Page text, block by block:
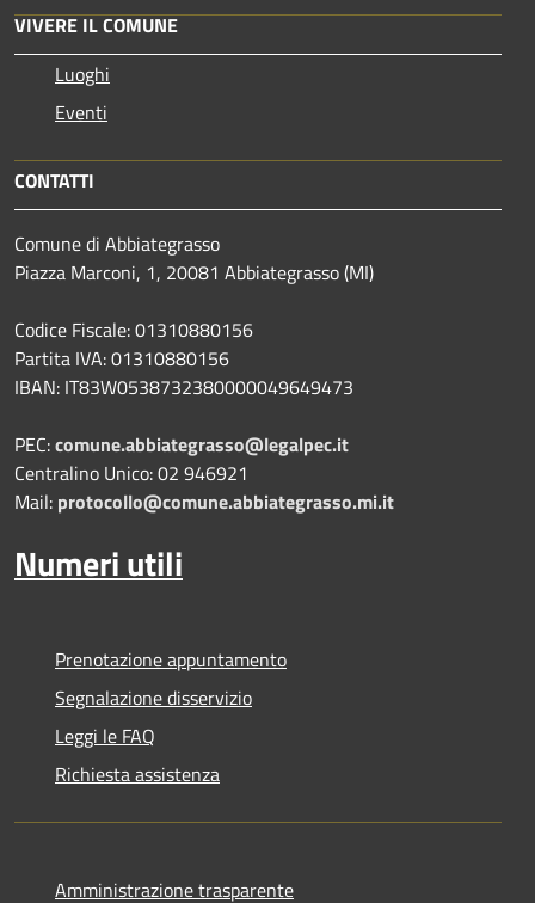
VIVERE IL COMUNE
Luoghi
Eventi
CONTATTI
Comune di Abbiategrasso
Piazza Marconi, 1, 20081 Abbiategrasso (MI)
Codice Fiscale: 01310880156
Partita IVA: 01310880156
IBAN: IT83W0538732380000049649473
PEC:comune.abbiategrasso@legalpec.it
Centralino Unico: 02 946921
Mail: protocollo@comune.abbiategrasso.mi.it
Numeri utili
Prenotazione appuntamento
Segnalazione disservizio
Leggi le FAQ
Richiesta assistenza
Amministrazione trasparente